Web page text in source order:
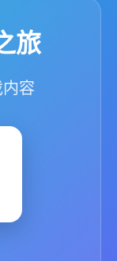
旅
容